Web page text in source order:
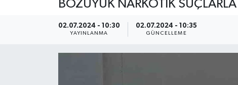
BOZÜYÜK NARKOTİK
02.07.2024 - 10:30
YAYINLANMA
02.07.2024 - 10:35
GÜNCELLEME